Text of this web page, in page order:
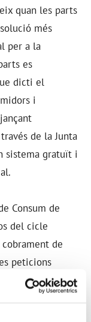
quan les parts
més
per a la
es
dicti el
i
de la Junta
sistema gratuït i
Consum de
del cicle
de
peticions
ens vulguin
cal que